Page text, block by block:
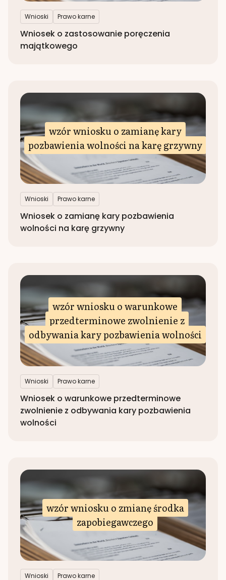
Wnioski Prawo karne
Wniosek o zastosowanie poręczenia
majątkowego
wzór wniosku o zamianę kary
pozbawienia wolności na karę grzywny
Wnioski Prawo karne
Wniosek o zamianę kary pozbawienia
wolności na karę grzywny
wzór wniosku o warunkowe
przedterminowe zwolnienie z
odbywania kary pozbawienia wolności
Wnioski Prawo karne
Wniosek o warunkowe przedterminowe
zwolnienie z odbywania kary pozbawienia
wolności
wzór wniosku o zmianę środka
zapobiegawczego
Wnioski Prawo karne